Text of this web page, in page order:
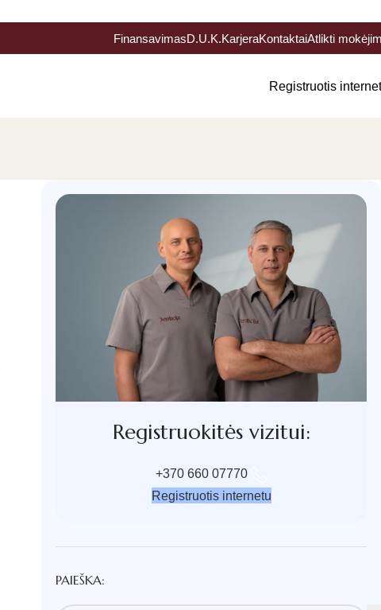
FinansavimasD.U.K.KarjeraKontaktaiAtlikti
Registruotis
Registruokitės vizitui:
+370 660 07770
Registruotis internetu
PAIEŠKA: